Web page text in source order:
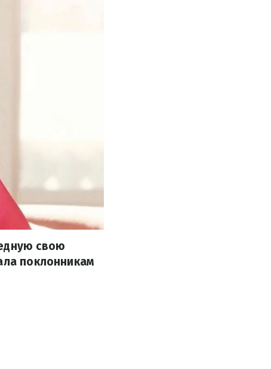
свою
поклонникам